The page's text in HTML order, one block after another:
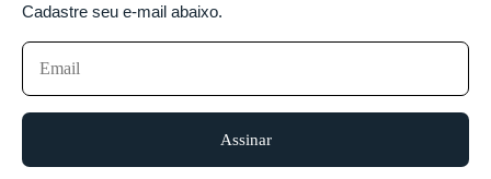
Cadastre seu e-mail abaixo.
Assinar